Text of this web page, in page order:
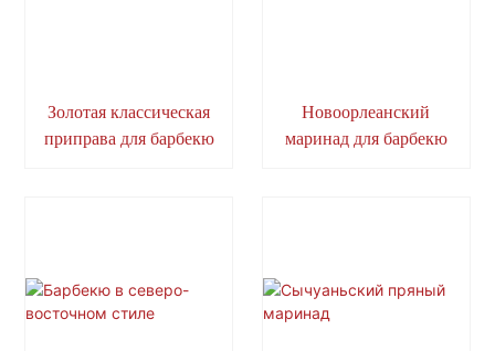
Золотая классическая
приправа для барбекю
Новоорлеанский
маринад для барбекю